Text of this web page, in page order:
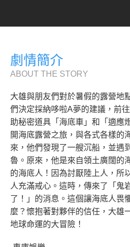
劇情簡介
ABOUT THE STORY
大雄與朋友們對於暑假的露營地
們決定採納哆啦A夢的建議，前
助秘密道具「海底車」和「適應
開海底露營之旅，與各式各樣的
來，他們發現了一艘沉船，並遇
魯。原來，他是來自領土廣闊的
的海底人！因為討厭陸上人，所
人充滿戒心。這時，傳來了「鬼
了！」的消息。這個讓海底人畏
麼？懷抱著對夥伴的信任，大雄
地球命運的大冒險！